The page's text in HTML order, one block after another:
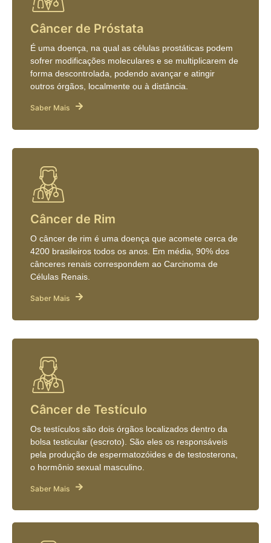
Câncer de Próstata
É uma doença, na qual as células prostáticas podem
sofrer modificações moleculares e se multiplicarem de
forma descontrolada, podendo avançar e atingir
outros órgãos, localmente ou à distância.
Saber Mais
Câncer de Rim
O câncer de rim é uma doença que acomete cerca de
4200 brasileiros todos os anos. Em média, 90% dos
cânceres renais correspondem ao Carcinoma de
Células Renais.
Saber Mais
Câncer de Testículo
Os testículos são dois órgãos localizados dentro da
bolsa testicular (escroto). São eles os responsáveis
pela produção de espermatozóides e de testosterona,
o hormônio sexual masculino.
Saber Mais